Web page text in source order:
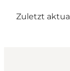
Zuletzt